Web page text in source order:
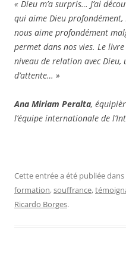
« Dieu m’a surpris… J’ai
qui aime Dieu
nous aime profondément
permet dans nos vies. Le
niveau de relation avec
d’attente… »
Ana Miriam Peralta,
l’équipe internationale de
Cette entrée a été publiée dans
formation,souffrance,
Ricardo Borges.